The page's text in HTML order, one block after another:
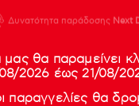
933
Δυνατότητα παράδοσης Next
Νέες
μας θα παραμείνει
2026 έως 21/08/
παραγγελίες θα